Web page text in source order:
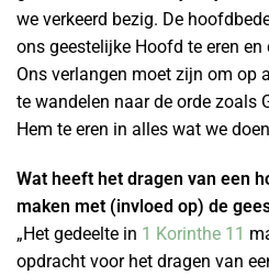
we verkeerd bezig. De
ons geestelijke Hoofd te eren en
Ons verlangen moet zijn om op
te wandelen naar de orde zoals
Hem te eren in alles wat we
Wat heeft het dragen van een
maken met (invloed op) de
„Het gedeelte in 1 Korinthe 11
opdracht voor het dragen van